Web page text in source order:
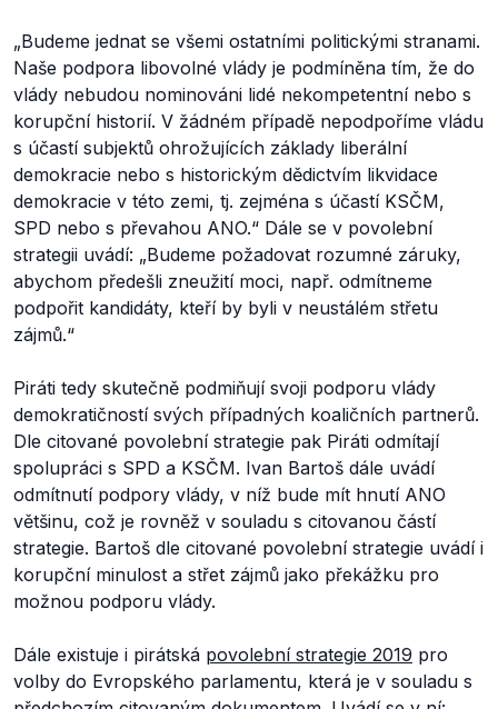
„Budeme jednat se všemi ostatními politickými stranami.
Naše podpora libovolné vlády je podmíněna tím, že do
vlády nebudou nominováni lidé nekompetentní nebo s
korupční historií. V žádném případě nepodpoříme vládu
s účastí subjektů ohrožujících základy liberální
demokracie nebo s historickým dědictvím likvidace
demokracie v této zemi, tj. zejména s účastí KSČM,
SPD nebo s převahou ANO.“ Dále se v povolební
strategii uvádí: „Budeme požadovat rozumné záruky,
abychom předešli zneužití moci, např. odmítneme
podpořit kandidáty, kteří by byli v neustálém střetu
zájmů.“
Piráti tedy skutečně podmiňují svoji podporu vlády
demokratičností svých případných koaličních partnerů.
Dle citované povolební strategie pak Piráti odmítají
spolupráci s SPD a KSČM. Ivan Bartoš dále uvádí
odmítnutí podpory vlády, v níž bude mít hnutí ANO
většinu, což je rovněž v souladu s citovanou částí
strategie. Bartoš dle citované povolební strategie uvádí i
korupční minulost a střet zájmů jako překážku pro
možnou podporu vlády.
Dále existuje i pirátská povolební strategie 2019 pro
volby do Evropského parlamentu, která je v souladu s